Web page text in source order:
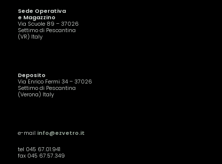
Sede Operativa
e Magazzino
Via Scuole 89 – 37026
Settimo di Pescantina
(VR) Italy
Deposito
Via Enrico Fermi 34 – 37026
Settimo di Pescantina
(Verona) Italy
e-mail info@ezvetro.it
tel 045 67.01.941
fax 045 67.57.349